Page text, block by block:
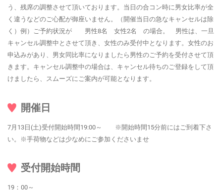
う、残席の調整させて頂いております。当日の合コン時に男女比率が全
く違うなどのご心配が御座いません。（開催当日の急なキャンセルは除
く）例）ご予約状況が 男性8名 女性2名 の場合。 男性は、一旦
キャンセル調整中とさせて頂き、女性のみ受付中となります。女性のお
申込みがあり、男女同比率になりましたら男性のご予約を受付させて頂
きます。キャンセル調整中の場合は、キャンセル待ちのご登録をして頂
けましたら、スムーズにご案内が可能となります。
開催日
7月13日(土)受付開始時間19:00～ ※開始時間15分前にはご到着下さ
い。※手荷物などは少なめにご参加くださいませ
受付開始時間
19：00～